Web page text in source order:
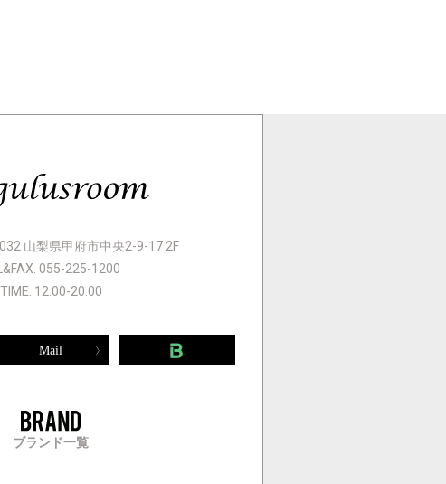
山梨県甲府市中央2-9-17 2F
055-225-1200
TIME. 12:00-20:00
Mail
ブランド一覧